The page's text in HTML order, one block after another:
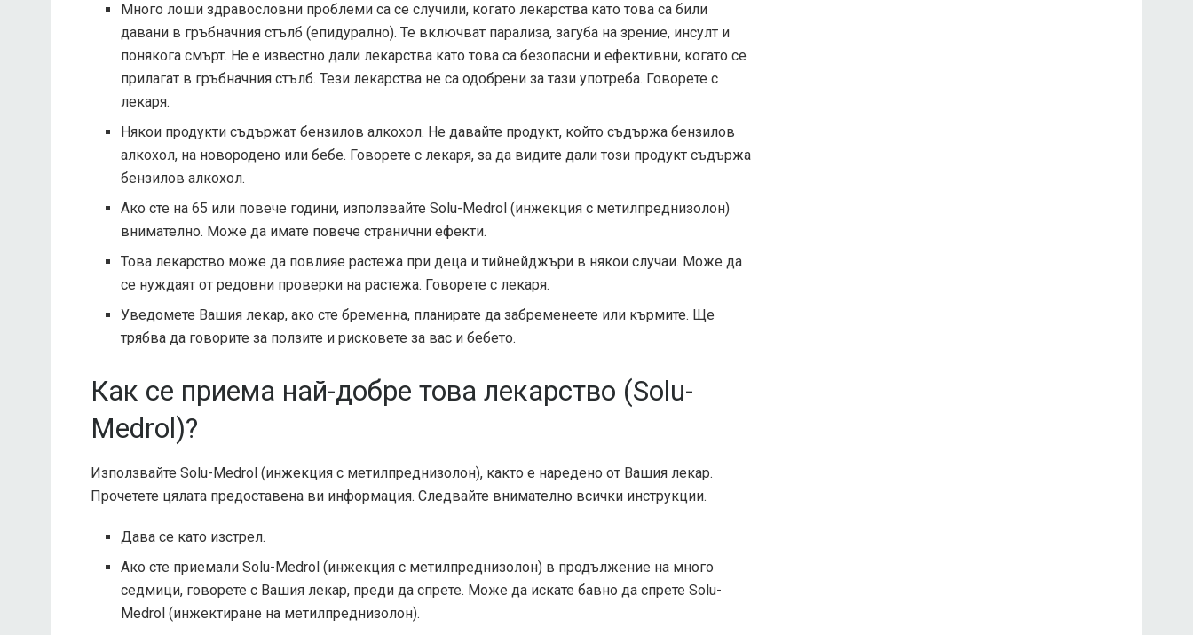
Много лоши здравословни проблеми са се случили, когато лекарства като това са били
давани в гръбначния стълб (епидурално). Те включват парализа, загуба на зрение, инсулт и
понякога смърт. Не е известно дали лекарства като това са безопасни и ефективни, когато се
прилагат в гръбначния стълб. Тези лекарства не са одобрени за тази употреба. Говорете с
лекаря.
Някои продукти съдържат бензилов алкохол. Не давайте продукт, който съдържа бензилов
алкохол, на новородено или бебе. Говорете с лекаря, за да видите дали този продукт съдържа
бензилов алкохол.
Ако сте на 65 или повече години, използвайте Solu-Medrol (инжекция с метилпреднизолон)
внимателно. Може да имате повече странични ефекти.
Това лекарство може да повлияе растежа при деца и тийнейджъри в някои случаи. Може да
се нуждаят от редовни проверки на растежа. Говорете с лекаря.
Уведомете Вашия лекар, ако сте бременна, планирате да забременеете или кърмите. Ще
трябва да говорите за ползите и рисковете за вас и бебето.
Как се приема най-добре това лекарство (Solu-
Medrol)?
Използвайте Solu-Medrol (инжекция с метилпреднизолон), както е наредено от Вашия лекар.
Прочетете цялата предоставена ви информация. Следвайте внимателно всички инструкции.
Дава се като изстрел.
Ако сте приемали Solu-Medrol (инжекция с метилпреднизолон) в продължение на много
седмици, говорете с Вашия лекар, преди да спрете. Може да искате бавно да спрете Solu-
Medrol (инжектиране на метилпреднизолон).